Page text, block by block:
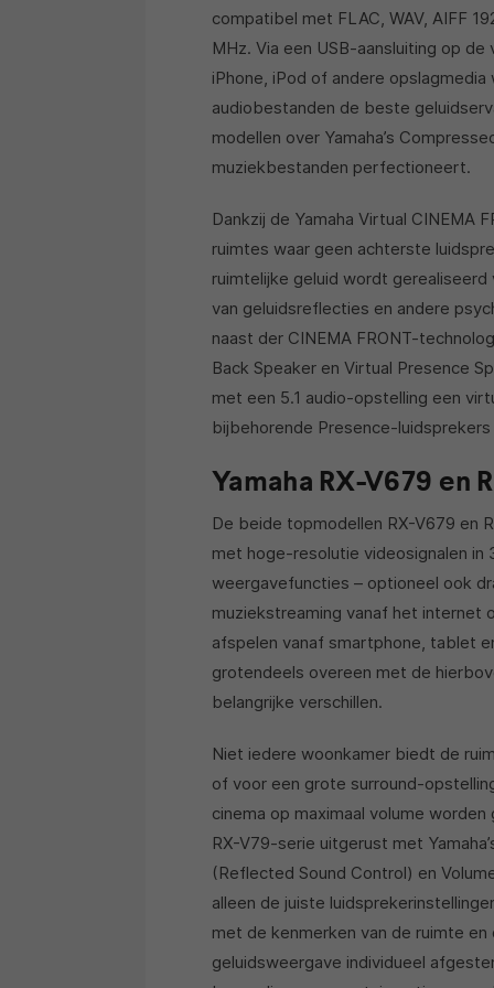
compatibel met FLAC, WAV, AIFF
MHz. Via een USB-aansluiting op
iPhone, iPod of andere
audiobestanden de beste
modellen over Yamaha’s
muziekbestanden perfectioneert.
Dankzij de Yamaha Virtual CINEMA
ruimtes waar geen achterste
ruimtelijke geluid wordt
van geluidsreflecties en andere
naast der CINEMA FRONT-
Back Speaker en Virtual Presence
met een 5.1 audio-opstelling een
bijbehorende Presence-
Yamaha RX-V679 en
De beide topmodellen RX-V679 en
met hoge-resolutie videosignalen
weergavefuncties – optioneel ook
muziekstreaming vanaf het internet
afspelen vanaf smartphone, tablet
grotendeels overeen met de
belangrijke verschillen.
Niet iedere woonkamer biedt de
of voor een grote surround-
cinema op maximaal volume
RX-V79-serie uitgerust met
(Reflected Sound Control) en
alleen de juiste
met de kenmerken van de ruimte
geluidsweergave individueel